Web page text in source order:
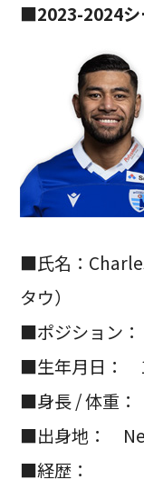
■2023-2024
■氏名：
タウ）
■ポジション
■生年月日：
■身長 / 体重
■出身地：
■経歴：